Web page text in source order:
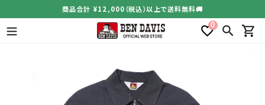
ン
テ
商品合計 ¥12,000（税込）以上で送料無料🚚
0
検索 カ